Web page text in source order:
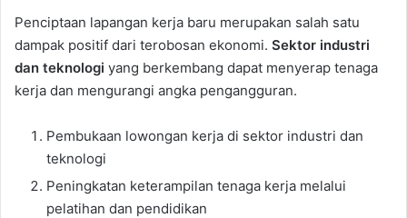
Penciptaan lapangan kerja baru merupakan salah satu
dampak positif dari terobosan ekonomi. Sektor industri
dan teknologi yang berkembang dapat menyerap tenaga
kerja dan mengurangi angka pengangguran.
Pembukaan lowongan kerja di sektor industri dan
teknologi
Peningkatan keterampilan tenaga kerja melalui
pelatihan dan pendidikan